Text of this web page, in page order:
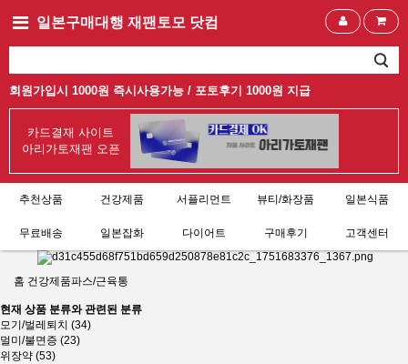
일본구매대행 재팬토모 닷컴
회원가입시 1000원 즉시사용가능 / 포토후기 1000원 지급
카드결재 사이트
아리가토재팬 오픈
추천상품 건강제품 서플리먼트 뷰티/화장품 일본식품
무료배송 일본잡화 다이어트 구매후기 고객센터
홈 건강제품파스/근육통
현재 상품 분류와 관련된 분류
모기/벌레퇴치 (34)
멀미/불면증 (23)
위장약 (53)